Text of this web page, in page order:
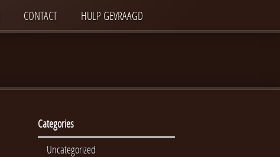
CONTACT HULP GEVRAAGD
Categories
Uncategorized